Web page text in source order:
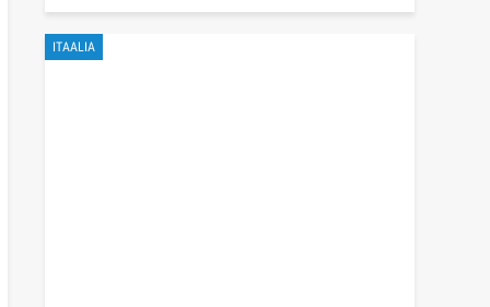
ITAALIA